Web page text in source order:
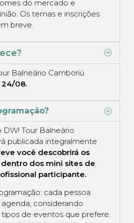
do mercado e
Os temas e inscrições
breve.
Balneário Camboriú
24/08.
Tour Balneário
publicada integralmente
você descobrirá os
dos mini sites de
participante.
cada pessoa
considerando
de eventos que prefere.